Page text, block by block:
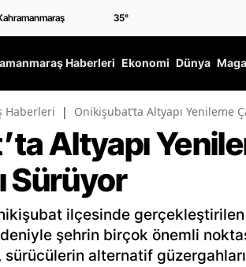
35°
Haberleri Ekonomi Dünya
Haberleri | Onikişubat’ta Altyapı Yenileme
Altyapı
Sürüyor
ilçesinde gerçekleştirilen
şehrin birçok önemli
sürücülerin alternatif